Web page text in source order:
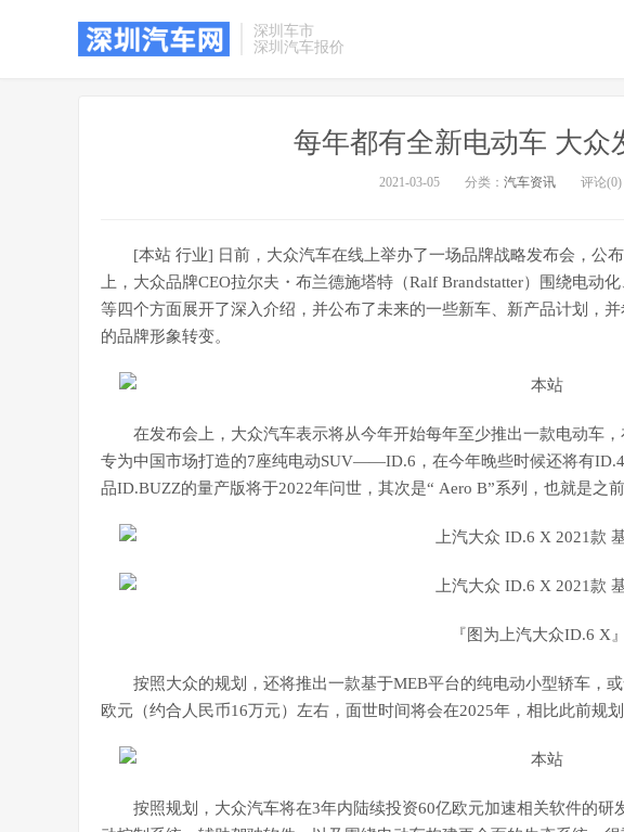
深圳车市
深圳汽车报价
每年都有全新电动车 大众
2021-03-05 分类： 汽车资讯 评论(0)
[本站 行业] 日前，大众汽车在线上举办了一场品牌战略发布会，公
上，大众品牌CEO拉尔夫・布兰德施塔特（Ralf Brandstatter）围绕电动
等四个方面展开了深入介绍，并公布了未来的一些新车、新产品计划，
的品牌形象转变。
在发布会上，大众汽车表示将从今年开始每年至少推出一款电动车
专为中国市场打造的7座纯电动SUV――ID.6，在今年晚些时候还将有
品ID.BUZZ的量产版将于2022年问世，其次是“ Aero B”系列，也就是之
『图为上汽大众ID.6 X』
按照大众的规划，还将推出一款基于MEB平台的纯电动小型轿车，
欧元（约合人民币16万元）左右，面世时间将会在2025年，相比此前规划
按照规划，大众汽车将在3年内陆续投资60亿欧元加速相关软件的